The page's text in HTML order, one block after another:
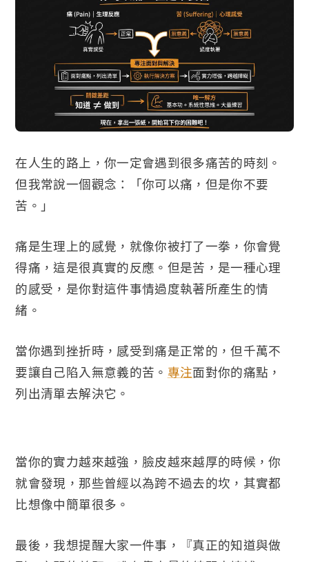
在人生的路上，你一定會遇到很多痛苦的時刻。
但我常說一個觀念：「你可以痛，但是你不要
苦。」
痛是生理上的感覺，就像你被打了一拳，你會覺
得痛，這是很真實的反應。但是苦，是一種心理
的感受，是你對這件事情過度執著所產生的情
緒。
當你遇到挫折時，感受到痛是正常的，但千萬不
要讓自己陷入無意義的苦。 專注面對你的痛點，
列出清單去解決它。
當你的實力越來越強，臉皮越來越厚的時候，你
就會發現，那些曾經以為跨不過去的坎，其實都
比想像中簡單很多。
最後，我想提醒大家一件事，『真正的知道與做